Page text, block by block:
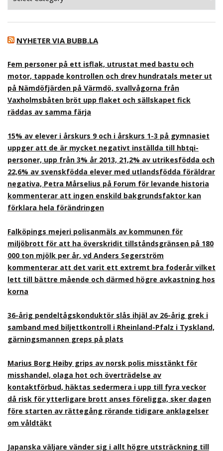
NYHETER VIA BUBB.LA
Fem personer på ett isflak, utrustat med bastu och
motor, tappade kontrollen och drev hundratals meter ut
på Nämdöfjärden på Värmdö, svallvågorna från
Vaxholmsbåten bröt upp flaket och sällskapet fick
räddas av samma färja
15% av elever i årskurs 9 och i årskurs 1-3 på gymnasiet
uppger att de är mycket negativt inställda till hbtqi-
personer, upp från 3% år 2013, 21,2% av utrikesfödda och
22,6% av svenskfödda elever med utlandsfödda föräldrar
negativa, Petra Mårselius på Forum för levande historia
kommenterar att ingen enskild bakgrundsfaktor kan
förklara hela förändringen
Falköpings mejeri polisanmäls av kommunen för
miljöbrott för att ha överskridit tillståndsgränsen på 180
000 ton mjölk per år, vd Anders Segerström
kommenterar att det varit ett extremt bra foderår vilket
lett till bättre mående och därmed högre avkastning hos
korna
36-årig pendeltågskonduktör slås ihjäl av 26-årig grek i
samband med biljettkontroll i Rheinland-Pfalz i Tyskland,
gärningsmannen greps på plats
Marius Borg Høiby grips av norsk polis misstänkt för
misshandel, olaga hot och överträdelse av
kontaktförbud, häktas sedermera i upp till fyra veckor
då risk för ytterligare brott anses föreligga, sker dagen
före starten av rättegång rörande tidigare anklagelser
om våldtäkt
Japanska väljare vänder sig i allt högre utsträckning till